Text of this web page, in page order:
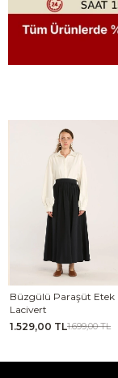
Büzgülü Paraşüt Etek
Lacivert
1.529,00 TL1.699,00 TL